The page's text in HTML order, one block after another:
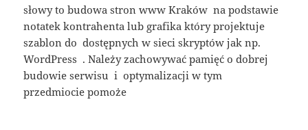
słowy to budowa stron www Kraków na podstawie
notatek kontrahenta lub grafika który projektuje
szablon do dostępnych w sieci skryptów jak np.
WordPress . Należy zachowywać pamięć o dobrej
budowie serwisu i optymalizacji w tym
przedmiocie pomoże